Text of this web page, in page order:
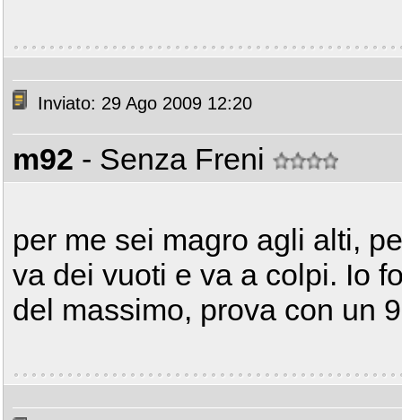
Inviato: 29 Ago 2009 12:20
m92 - Senza Freni
per me sei magro agli alti,
va dei vuoti e va a colpi. Io
del massimo, prova con un